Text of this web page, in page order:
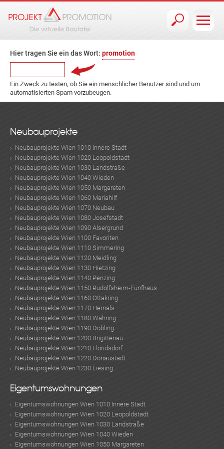
Hier tragen Sie ein das Wort: promotion
Ein Zweck zu testen, ob Sie ein menschlicher Benutzer sind und um
automatisierten Spam vorzubeugen.
Neubauprojekte
Neubauprojekte Wien 1010 Innere Stadt
Neubauprojekte Wien 1020 Leopoldstadt
Neubauprojekte Wien 1030 Landstraße
Neubauprojekte Wien 1040 Wieden
Neubauprojekte Wien 1050 Margareten
Neubauprojekte Wien 1060 Mariahilf
Neubauprojekte Wien 1070 Neubau
Neubauprojekte Wien 1080 Josefstadt
Neubauprojekte Wien 1090 Alsergrund
Neubauprojekte Wien 1100 Favoriten
Neubauprojekte Wien 1110 Simmering
Neubauprojekte Wien 1120 Meidling
Neubauprojekte Wien 1130 Hietzing
Neubauprojekte Wien 1140 Penzing
Neubauprojekte Wien 1150 Rudolfsheim-Fünfhaus
Neubauprojekte Wien 1160 Ottakring
Neubauprojekte Wien 1170 Hernals
Neubauprojekte Wien 1180 Währing
Neubauprojekte Wien 1190 Döbling
Neubauprojekte Wien 1200 Brigittenau
Neubauprojekte Wien 1210 Floridsdorf
Neubauprojekte Wien 1220 Donaustadt
Neubauprojekte Wien 1230 Liesing
Eigentumswohnungen
Eigentumswohnungen Wien 1010 Innere Stadt
Eigentumswohnungen Wien 1020 Leopoldstadt
Eigentumswohnungen Wien 1030 Landstraße
Eigentumswohnungen Wien 1040 Wieden
Eigentumswohnungen Wien 1050 Margareten